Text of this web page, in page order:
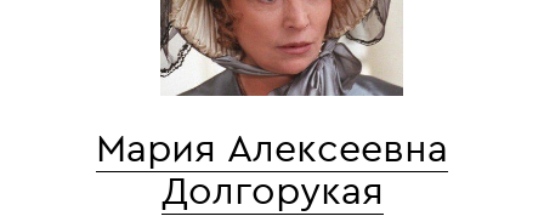
Мария Алексеевна
Долгорукая